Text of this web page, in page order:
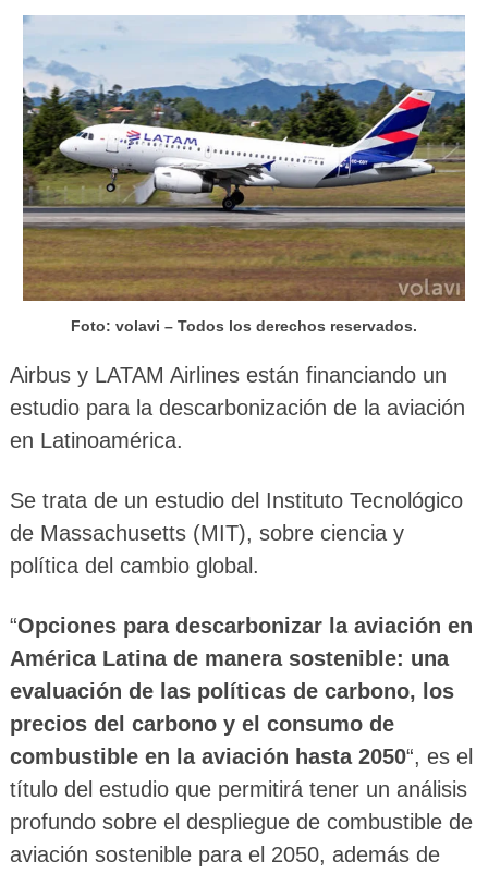
Foto: volavi – Todos los derechos reservados.
Airbus y LATAM Airlines están financiando un
estudio para la descarbonización de la aviación
en Latinoamérica.
Se trata de un estudio del Instituto Tecnológico
de Massachusetts (MIT), sobre ciencia y
política del cambio global.
“Opciones para descarbonizar la aviación en
América Latina de manera sostenible: una
evaluación de las políticas de carbono, los
precios del carbono y el consumo de
combustible en la aviación hasta 2050“, es el
título del estudio que permitirá tener un análisis
profundo sobre el despliegue de combustible de
aviación sostenible para el 2050, además de